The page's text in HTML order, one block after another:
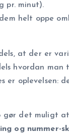
pr. minut).
helt oppe
at der er
hvordan man
er oplevelsen:
gør det muligt
og nummer-